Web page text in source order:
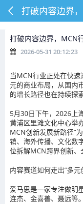
打破内容边界，MCN
2026-05-31 20:12:23
当MCN行业正处在快
元的商业布局，从国内
的增长路径也在持续探索
5月30日下午，2026上
黄浦区里滩文化中心举
MCN创新发展新路径”
销、海外传播、文化数
位拆解MCN跨界创新、
内容赛道如何走出“多元
爱马思是一家专注做明
连杰、金喜善、聂远等。